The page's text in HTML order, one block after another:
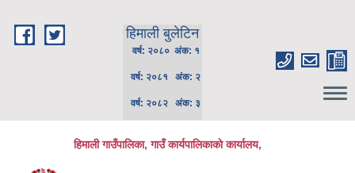
हिमाली बुलेटिन
वर्ष: २०८० अंक: १
वर्ष: २०८१ अंक: २
वर्ष: २०८२ अंक: ३
हिमाली गाउँपालिका, गाउँ कार्यपालिकाकाे कार्यालय,